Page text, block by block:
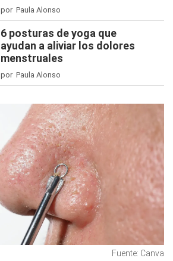
por Paula Alonso
6 posturas de yoga que
ayudan a aliviar los dolores
menstruales
por Paula Alonso
Fuente: Canva